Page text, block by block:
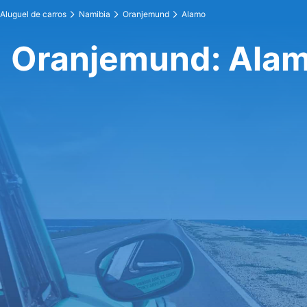
Aluguel de carros Namibia Oranjemund Alamo
Oranjemund: